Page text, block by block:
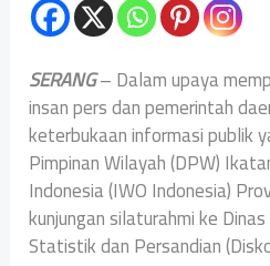
SERANG– Dalam upaya
insan pers dan pemerintah
keterbukaan informasi publik
Pimpinan Wilayah (DPW)
Indonesia (IWO Indonesia)
kunjungan silaturahmi ke
Statistik dan Persandian